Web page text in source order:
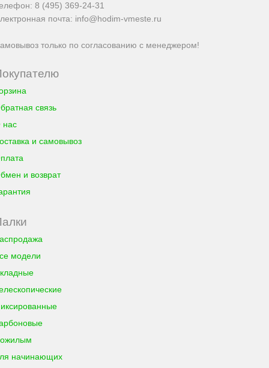
8 (495) 369-24-31
почта: info@hodim-vmeste.ru
только по согласованию с менеджером!
связь
нас
и самовывоз
и возврат
модели
начинающих